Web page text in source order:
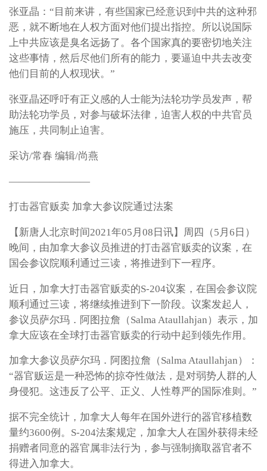
张亚晶：“目前来讲，有些国家已经意识到中共的这种邪
恶，就不断地在人权方面对他们提出指控。所以说国际
上中共应该是臭名远扬了。各个国家真的要密切地关注
这些事情，然后尽他们所有的能力，要逼迫中共去改变
他们目前的人权现状。”
张亚晶还呼吁有正义感的人士能为法轮功学员发声，帮
助法轮功学员，对参与破坏法律，迫害人权的中共官员
施压，共同制止迫害。
采访/常春 编辑/尚燕
————————
打击器官贩卖 加拿大参议院通过法案
【新唐人北京时间2021年05月08日讯】周四（5月6日）
晚间，由加拿大参议员推进的打击器官贩卖的议案，在
国会参议院顺利通过三读，将推进到下一程序。
近日，加拿大打击器官贩卖的S-204议案，在国会参议院
顺利通过三读，将继续推进到下一阶段。议案发起人，
参议员萨尔玛．阿图拉詹（Salma Ataullahjan）表示，加
拿大应该在全球打击器官贩卖的行动中起到领先作用。
加拿大参议员萨尔玛．阿图拉詹（Salma Ataullahjan）：
“器官贩运是一种恐怖的掠夺性做法，是对弱势人群的人
身侵犯。这违反了公平、正义、人性尊严的国际准则。”
据不完全统计，加拿大人每年在国外进行的器官移植数
量约3600例。S-204法案规定，加拿大人在国外获得未经
捐赠者同意的器官属非法行为，参与强制摘取器官者不
得进入加拿大。